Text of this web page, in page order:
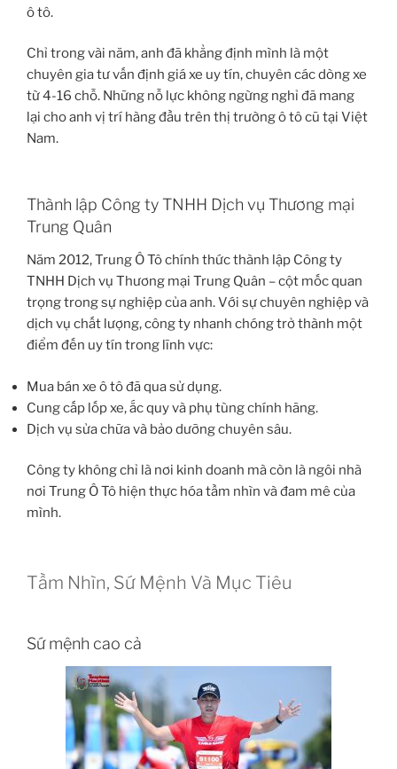
ô tô.
Chỉ trong vài năm, anh đã khẳng định mình là một
chuyên gia tư vấn định giá xe uy tín, chuyên các dòng xe
từ 4-16 chỗ. Những nỗ lực không ngừng nghỉ đã mang
lại cho anh vị trí hàng đầu trên thị trường ô tô cũ tại Việt
Nam.
Thành lập Công ty TNHH Dịch vụ Thương mại
Trung Quân
Năm 2012, Trung Ô Tô chính thức thành lập Công ty
TNHH Dịch vụ Thương mại Trung Quân – cột mốc quan
trọng trong sự nghiệp của anh. Với sự chuyên nghiệp và
dịch vụ chất lượng, công ty nhanh chóng trở thành một
điểm đến uy tín trong lĩnh vực:
Mua bán xe ô tô đã qua sử dụng.
Cung cấp lốp xe, ắc quy và phụ tùng chính hãng.
Dịch vụ sửa chữa và bảo dưỡng chuyên sâu.
Công ty không chỉ là nơi kinh doanh mà còn là ngôi nhà
nơi Trung Ô Tô hiện thực hóa tầm nhìn và đam mê của
mình.
Tầm Nhìn, Sứ Mệnh Và Mục Tiêu
Sứ mệnh cao cả